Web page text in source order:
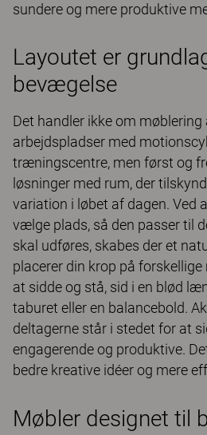
sundere og mere produktive
Layoutet er
bevægelse
Det handler ikke om møblering
arbejdspladser med
træningscentre, men først og
løsninger med rum, der
variation i løbet af dagen. Ved
vælge plads, så den passer til
skal udføres, skabes der et
placerer din krop på
at sidde og stå, sid i en blød
taburet eller en balancebold.
deltagerne står i stedet for at
engagerende og produktive.
bedre kreative idéer og mere
Møbler designet til